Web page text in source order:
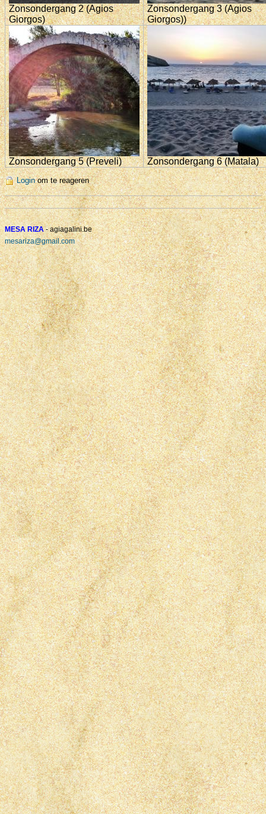
Zonsondergang 2 (Agios
Giorgos)
Zonsondergang 3 (Agios
Giorgos))
Zonsondergang 5 (Preveli) Zonsondergang 6 (Matala)
Loginom te reageren
MESA RIZA- agiagalini.be
mesariza@gmail.com